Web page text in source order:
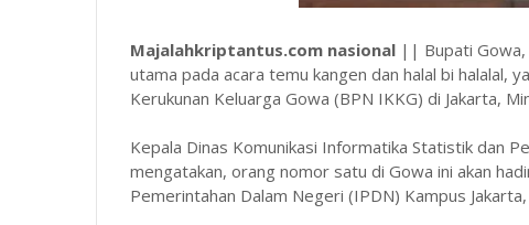
Majalahkriptantus.com nasional || Bupati Gowa,
utama pada acara temu kangen dan halal bi halalal,
Kerukunan Keluarga Gowa (BPN IKKG) di Jakarta,
Kepala Dinas Komunikasi Informatika Statistik dan
mengatakan, orang nomor satu di Gowa ini akan
Pemerintahan Dalam Negeri (IPDN) Kampus